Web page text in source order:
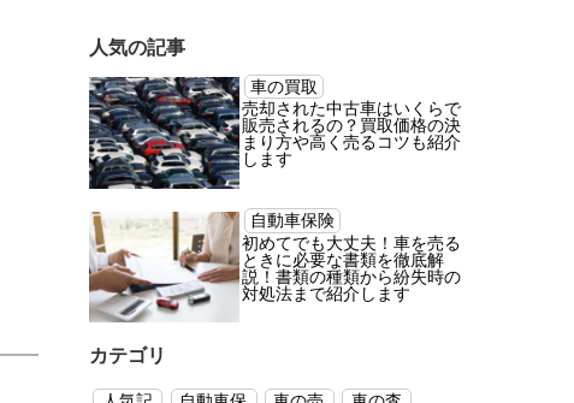
人気の記事
車の買取
売却された中古車はいくらで
販売されるの？買取価格の決
まり方や高く売るコツも紹介
します
自動車保険
初めてでも大丈夫！車を売る
ときに必要な書類を徹底解
説！書類の種類から紛失時の
対処法まで紹介します
カテゴリ